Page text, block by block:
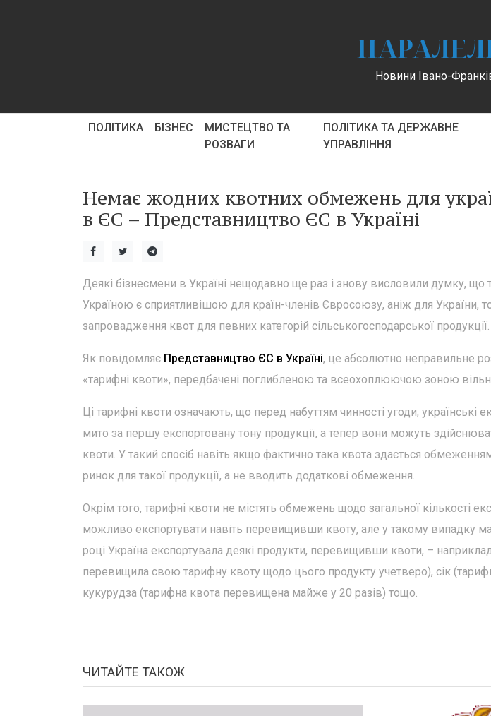
Новини Івано-
ПОЛІТИКА БІЗНЕС
МИСТЕЦТВО ТА
РОЗВАГИ
ПОЛІТИКА ТА ДЕРЖАВНЕ
УПРАВЛІННЯ
Немає жодних квотних обмежень для
в ЄС – Представництво ЄС в Україні
Деякі бізнесмени в Україні нещодавно ще раз і знову висловили думку, що
Україною є сприятливішою для країн-членів Євросоюзу, аніж для України,
запровадження квот для певних категорій сільськогосподарської продукції.
Як повідомляє Представництво ЄС в Україні, це абсолютно неправильне
«тарифні квоти», передбачені поглибленою та всеохоплюючою зоною
Ці тарифні квоти означають, що перед набуттям чинності угоди, українські
мито за першу експортовану тону продукції, а тепер вони можуть
квоти. У такий спосіб навіть якщо фактично така квота здається
ринок для такої продукції, а не вводить додаткові обмеження.
Окрім того, тарифні квоти не містять обмежень щодо загальної кількості
можливо експортувати навіть перевищивши квоту, але у такому випадку
році Україна експортувала деякі продукти, перевищивши квоти, –
перевищила свою тарифну квоту щодо цього продукту учетверо), сік
кукурудза (тарифна квота перевищена майже у 20 разів) тощо.
ЧИТАЙТЕ ТАКОЖ